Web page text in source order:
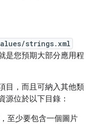
strings.xml
是您預期大部分應用程
目，而且可納入其他類
源位於以下目錄：
至少要包含一個圖片